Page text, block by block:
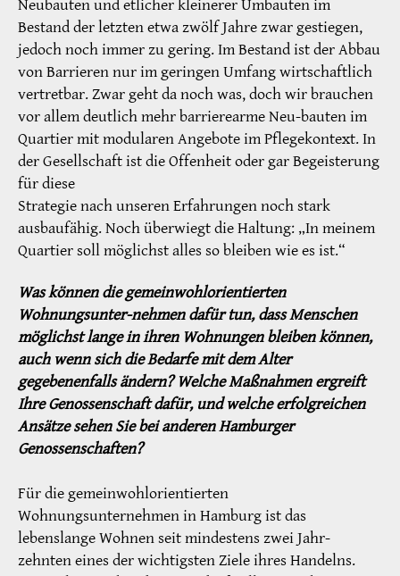
Neubauten und etlicher kleinerer Umbauten im
Bestand der letzten etwa zwölf Jahre zwar gestiegen,
jedoch noch immer zu gering. Im Bestand ist der Abbau
von Barrieren nur im geringen Umfang wirtschaftlich
vertretbar. Zwar geht da noch was, doch wir brauchen
vor allem deutlich mehr barrierearme Neu-bauten im
Quartier mit modularen Angebote im Pflegekontext. In
der Gesellschaft ist die Offenheit oder gar Begeisterung
für diese
Strategie nach unseren Erfahrungen noch stark
ausbaufähig. Noch überwiegt die Haltung: „In meinem
Quartier soll möglichst alles so bleiben wie es ist.“
Was können die gemeinwohlorientierten
Wohnungsunter-nehmen dafür tun, dass Menschen
möglichst lange in ihren Wohnungen bleiben können,
auch wenn sich die Bedarfe mit dem Alter
gegebenenfalls ändern? Welche Maßnahmen ergreift
Ihre Genossenschaft dafür, und welche erfolgreichen
Ansätze sehen Sie bei anderen Hamburger
Genossenschaften?
Für die gemeinwohlorientierten
Wohnungsunternehmen in Hamburg ist das
lebenslange Wohnen seit mindestens zwei Jahr-
zehnten eines der wichtigsten Ziele ihres Handelns.